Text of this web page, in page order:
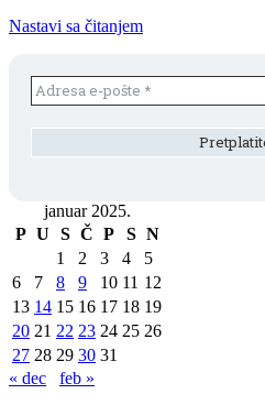
Nastavi sa čitanjem
januar 2025.
P U S Č P S N
1
2 3 4
5
6
7 8 9 10 11 12
13 14 15 16 17 18 19
20 21 22 23 24 25 26
27 28 29 30 31
« dec
feb »